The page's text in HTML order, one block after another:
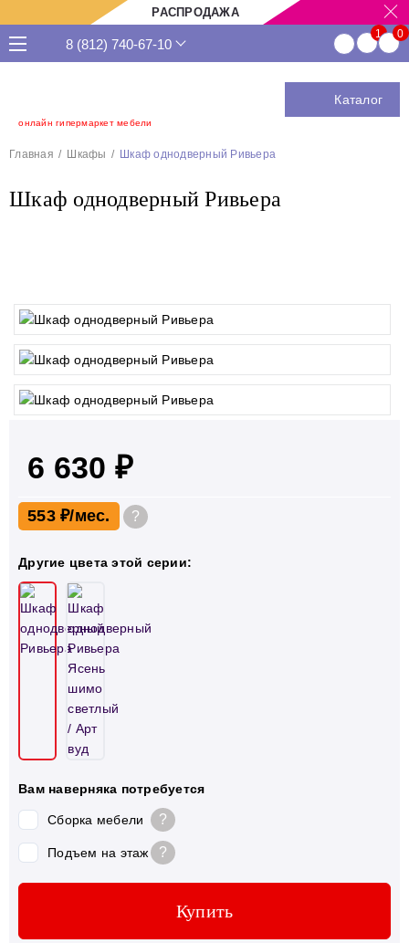
РАСПРОДАЖА
онлайн гипермаркет мебели
8 (812) 740-67-10
Каталог
Главная Шкафы Шкаф однодверный Ривьера
Шкаф однодверный Ривьера
6 630 ₽
553 ₽ ?
Другие цвета этой серии:
Вам наверняка потребуется
Сборка мебели ?
Подъем на этаж ?
Купить